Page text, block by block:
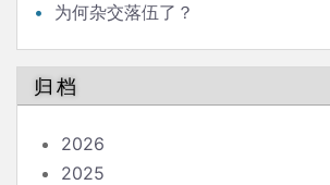
为何杂交落伍了？
归档
2026
2025